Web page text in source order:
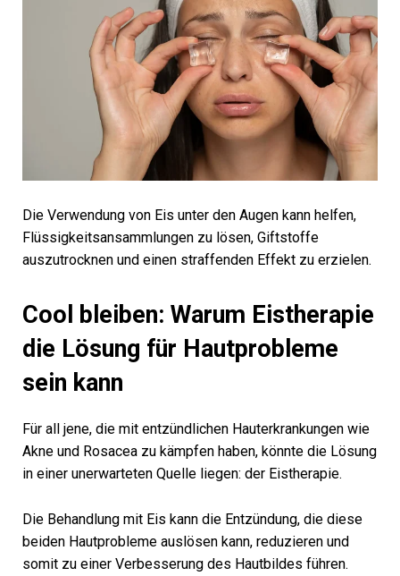
Die Verwendung von Eis unter den Augen kann helfen,
Flüssigkeitsansammlungen zu lösen, Giftstoffe
auszutrocknen und einen straffenden Effekt zu erzielen.
Cool bleiben: Warum Eistherapie
die Lösung für Hautprobleme
sein kann
Für all jene, die mit entzündlichen Hauterkrankungen wie
Akne und Rosacea zu kämpfen haben, könnte die Lösung
in einer unerwarteten Quelle liegen: der Eistherapie.
Die Behandlung mit Eis kann die Entzündung, die diese
beiden Hautprobleme auslösen kann, reduzieren und
somit zu einer Verbesserung des Hautbildes führen.